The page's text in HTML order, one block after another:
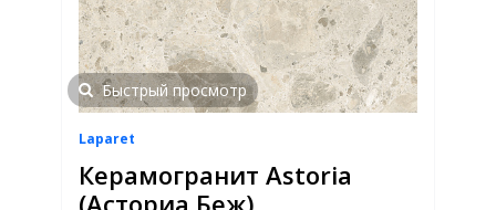
Быстрый просмотр
Laparet
Керамогранит Astoria
(Асториа Беж)